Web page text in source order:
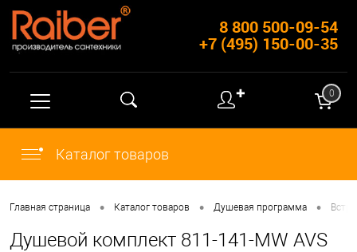
8 800 500-09-54
+7 (495) 150-00-35
✚ 0
Каталог товаров
Главная страница • Каталог товаров • Душевая программа •
Душевой комплект 811-141-MW AVS